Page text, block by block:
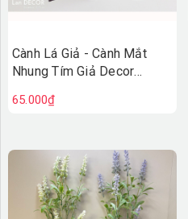
Cành Lá Giả - Cành Mắt
Nhung Tím Giả Decor
65.000₫